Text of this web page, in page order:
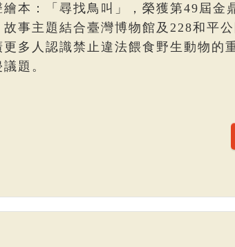
本：「尋找鳥叫」，榮獲第49屆金
事主題結合臺灣博物館及228和平
多人認識禁止違法餵食野生動物的
題。